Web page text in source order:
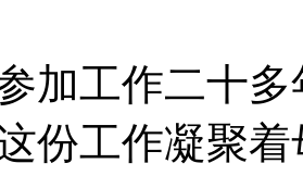
工作二十多
份工作凝聚